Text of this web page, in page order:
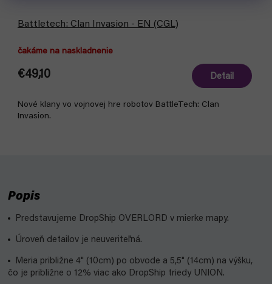
Battletech: Clan Invasion - EN (CGL)
čakáme na naskladnenie
€49,10 Detail
Nové klany vo vojnovej hre robotov BattleTech: Clan
Invasion.
Popis
Predstavujeme DropShip OVERLORD v mierke mapy.
Úroveň detailov je neuveriteľná.
Meria približne 4" (10cm) po obvode a 5,5" (14cm) na výšku,
čo je približne o 12% viac ako DropShip triedy UNION.